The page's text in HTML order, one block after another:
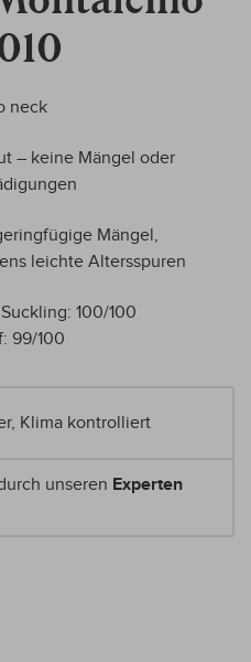
neck
– keine Mängel oder
Mängel,
leichte Altersspuren
100/100
99/100
Klima kontrolliert
unseren Experten